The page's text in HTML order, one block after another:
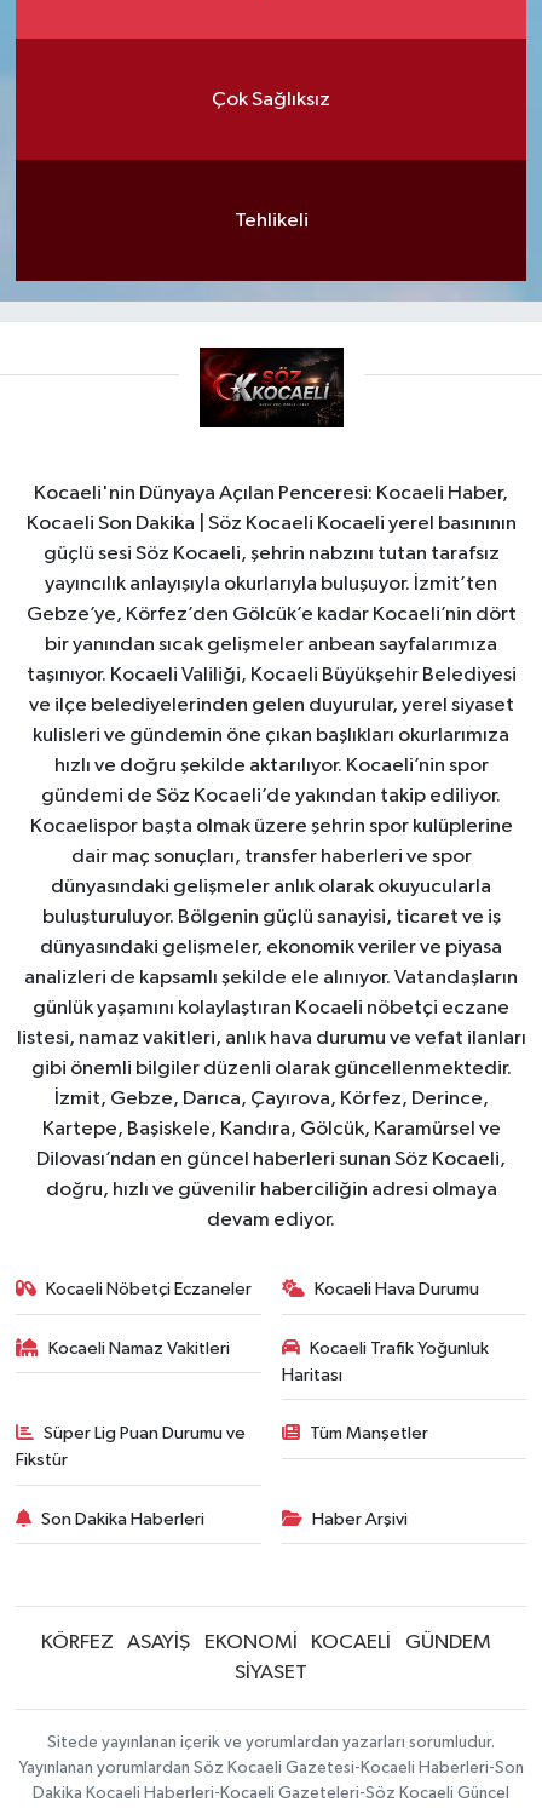
Çok Sağlıksız
Tehlikeli
Kocaeli'nin Dünyaya Açılan Penceresi: Kocaeli Haber,
Kocaeli Son Dakika | Söz Kocaeli Kocaeli yerel basınının
güçlü sesi Söz Kocaeli, şehrin nabzını tutan tarafsız
yayıncılık anlayışıyla okurlarıyla buluşuyor. İzmit’ten
Gebze’ye, Körfez’den Gölcük’e kadar Kocaeli’nin dört
bir yanından sıcak gelişmeler anbean sayfalarımıza
taşınıyor. Kocaeli Valiliği, Kocaeli Büyükşehir Belediyesi
ve ilçe belediyelerinden gelen duyurular, yerel siyaset
kulisleri ve gündemin öne çıkan başlıkları okurlarımıza
hızlı ve doğru şekilde aktarılıyor. Kocaeli’nin spor
gündemi de Söz Kocaeli’de yakından takip ediliyor.
Kocaelispor başta olmak üzere şehrin spor kulüplerine
dair maç sonuçları, transfer haberleri ve spor
dünyasındaki gelişmeler anlık olarak okuyucularla
buluşturuluyor. Bölgenin güçlü sanayisi, ticaret ve iş
dünyasındaki gelişmeler, ekonomik veriler ve piyasa
analizleri de kapsamlı şekilde ele alınıyor. Vatandaşların
günlük yaşamını kolaylaştıran Kocaeli nöbetçi eczane
listesi, namaz vakitleri, anlık hava durumu ve vefat ilanları
gibi önemli bilgiler düzenli olarak güncellenmektedir.
İzmit, Gebze, Darıca, Çayırova, Körfez, Derince,
Kartepe, Başiskele, Kandıra, Gölcük, Karamürsel ve
Dilovası’ndan en güncel haberleri sunan Söz Kocaeli,
doğru, hızlı ve güvenilir haberciliğin adresi olmaya
devam ediyor.
Kocaeli Nöbetçi Eczaneler Kocaeli Hava Durumu
Kocaeli Namaz Vakitleri
Kocaeli Trafik Yoğunluk
Haritası
Süper Lig Puan Durumu ve
Fikstür
Tüm Manşetler
Son Dakika Haberleri Haber Arşivi
KÖRFEZ ASAYİŞ EKONOMİ KOCAELİ
GÜNDEM
SİYASET
Sitede yayınlanan içerik ve yorumlardan yazarları sorumludur.
Yayınlanan yorumlardan Söz Kocaeli Gazetesi-Kocaeli Haberleri-Son
Dakika Kocaeli Haberleri-Kocaeli Gazeteleri-Söz Kocaeli Güncel